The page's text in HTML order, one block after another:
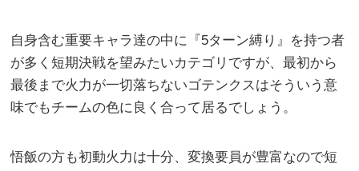
自身含む重要キャラ達の中に『5ターン縛り』を持つ者
が多く短期決戦を望みたいカテゴリですが、最初から
最後まで火力が一切落ちないゴテンクスはそういう意
味でもチームの色に良く合って居るでしょう。
悟飯の方も初動火力は十分、変換要員が豊富なので短